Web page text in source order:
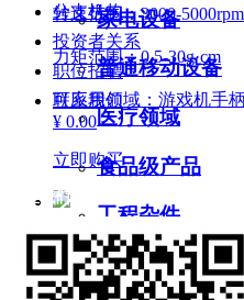
转速范围：3000-5000rpm
力矩范围：0.5-30g·cm
可应用领域：游戏机手柄
¥ 0.00
立即购买
#180
型号：180
家电设备
普通移动设备
医疗领域
食品级产品
工程杂件
触控显示
分支机构
投资者关系
职位招聘
联系我们
关注我们